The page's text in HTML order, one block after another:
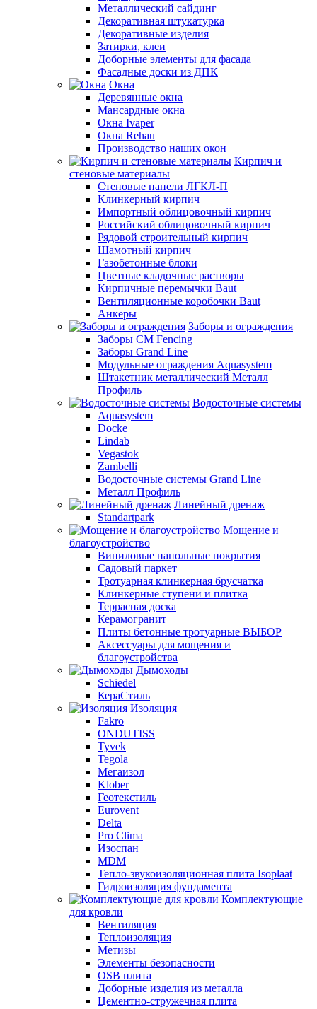
Металлический сайдинг
Декоративная штукатурка
Декоративные изделия
Затирки, клеи
Доборные элементы для фасада
Фасадные доски из ДПК
Окна
Деревянные окна
Мансардные окна
Окна Ivaper
Окна Rehau
Производство наших окон
Кирпич и
стеновые материалы
Стеновые панели ЛГКЛ-П
Клинкерный кирпич
Импортный облицовочный кирпич
Российский облицовочный кирпич
Рядовой строительный кирпич
Шамотный кирпич
Газобетонные блоки
Цветные кладочные растворы
Кирпичные перемычки Baut
Вентиляционные коробочки Baut
Анкеры
Заборы и ограждения
Заборы CM Fencing
Заборы Grand Line
Модульные ограждения Aquasystem
Штакетник металлический Металл
Профиль
Водосточные системы
Aquasystem
Docke
Lindab
Vegastok
Zambelli
Водосточные системы Grand Line
Металл Профиль
Линейный дренаж
Standartpark
Мощение и
благоустройство
Виниловые напольные покрытия
Садовый паркет
Тротуарная клинкерная брусчатка
Клинкерные ступени и плитка
Террасная доска
Керамогранит
Плиты бетонные тротуарные ВЫБОР
Аксессуары для мощения и
благоустройства
Дымоходы
Schiedel
КераСтиль
Изоляция
Fakro
ONDUTISS
Tyvek
Tegola
Мегаизол
Klober
Геотекстиль
Eurovent
Delta
Pro Clima
Изоспан
MDM
Тепло-звукоизоляционная плита Isoplaat
Гидроизоляция фундамента
Комплектующие
для кровли
Вентиляция
Теплоизоляция
Метизы
Элементы безопасности
OSB плита
Доборные изделия из металла
Цементно-стружечная плита